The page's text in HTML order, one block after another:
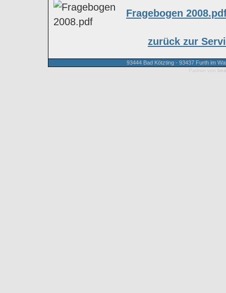
Fragebogen
zurück zur
93444 Bad Kötzting - 93437 Furth im